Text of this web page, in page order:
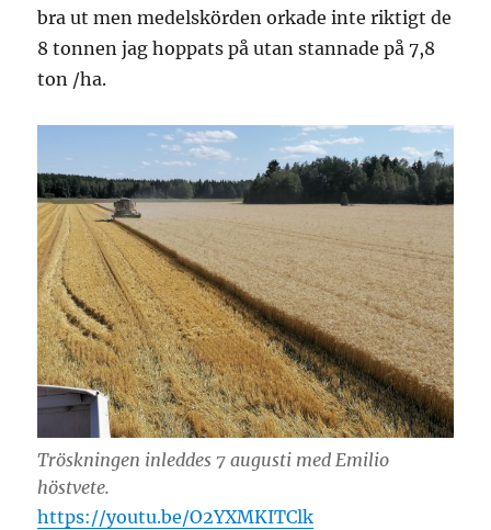
bra ut men medelskörden orkade inte riktigt de
8 tonnen jag hoppats på utan stannade på 7,8
ton /ha.
Tröskningen inleddes 7 augusti med Emilio
höstvete.
https://youtu.be/O2YXMKITClk